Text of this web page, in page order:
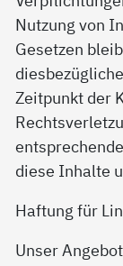
Nutzung von
Gesetzen
Zeitpunkt der
diese Inhalte
Haftung für
Unser